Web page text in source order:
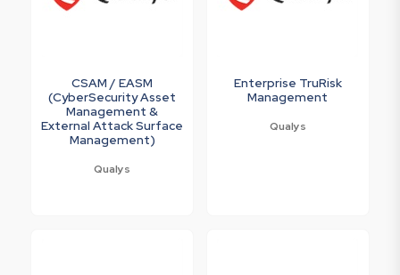
CSAM / EASM
(CyberSecurity Asset
Management &
External Attack Surface
Management)
Qualys
Enterprise TruRisk
Management
Qualys